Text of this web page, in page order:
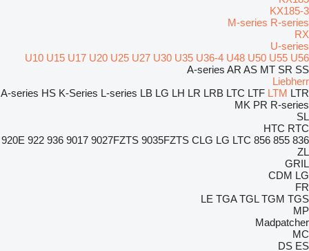
KX185-3
M-series R-series
RX
U-series
U10 U15 U17 U20 U25 U27 U30 U35 U36-4 U48 U50 U55 U56
A-series AR AS MT SR SS
Liebherr
A-series HS K-Series L-series LB LG LH LR LRB LTC LTF LTM LTR
MK PR R-series
SL
HTC RTC
836
855
856
920E 922 936 9017 9027FZTS 9035FZTS CLG LG LTC
ZL
GRIL
CDM LG
FR
LE TGA TGL TGM TGS
MP
Madpatcher
MC
DS ES